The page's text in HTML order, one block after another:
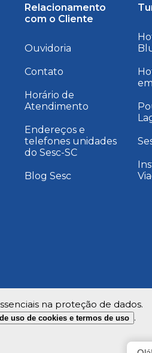
Relacionamento
com o Cliente
Ouvidoria
Contato
Horário de
Atendimento
Endereços e
telefones unidades
do Sesc-SC
Blog Sesc
na proteção de dados.
uso de cookies e termos de uso .